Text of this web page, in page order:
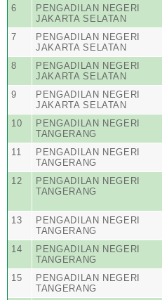
6
PENGADILAN NEGERI
JAKARTA SELATAN
7
PENGADILAN NEGERI
JAKARTA SELATAN
8
PENGADILAN NEGERI
JAKARTA SELATAN
9
PENGADILAN NEGERI
JAKARTA SELATAN
10
PENGADILAN NEGERI
TANGERANG
11
PENGADILAN NEGERI
TANGERANG
12
PENGADILAN NEGERI
TANGERANG
13
PENGADILAN NEGERI
TANGERANG
14
PENGADILAN NEGERI
TANGERANG
15
PENGADILAN NEGERI
TANGERANG